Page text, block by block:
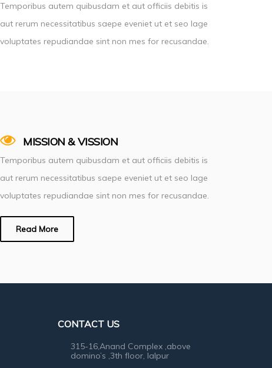
Temporibus autem quibusdam et aut officiis debitis is
aut rerum necessitatibus saepe eveniet ut et seo lage
voluptates repudiandae sint non mes for recusandae.
MISSION & VISSION
Temporibus autem quibusdam et aut officiis debitis is
aut rerum necessitatibus saepe eveniet ut et seo lage
voluptates repudiandae sint non mes for recusandae.
Read More
CONTACT US
315-16,Anand Complex ,above
domino’s ,3th floor, lalpur